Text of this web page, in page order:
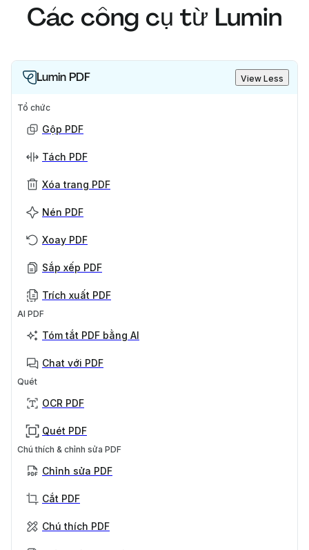
Các công cụ từ Lumin
Lumin PDF View Less
Tổ chức
Gộp PDF
Tách PDF
Xóa trang PDF
Nén PDF
Xoay PDF
Sắp xếp PDF
Trích xuất PDF
AI PDF
Tóm tắt PDF bằng AI
Chat với PDF
Quét
OCR PDF
Quét PDF
Chú thích & chỉnh sửa PDF
Chỉnh sửa PDF
Cắt PDF
Chú thích PDF